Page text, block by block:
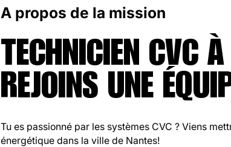
A propos de la mission
TECHNICIEN CVC
REJOINS UNE
Tu es passionné par les systèmes CVC ? Viens
énergétique dans la ville de Nantes!